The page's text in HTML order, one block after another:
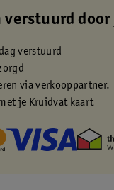
verstuurd door
verstuurd
via verkooppartner.
je Kruidvat kaart